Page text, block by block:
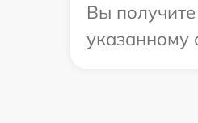
Вы
указанному